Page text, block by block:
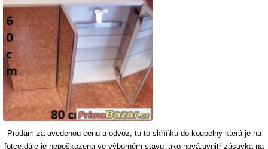
Prodám za uvedenou cenu a odvoz, tu to skříňku do koupelny která je na
fotce,dále je nepoškozena ve výborném stavu jako nová.uvnitř zásuvka na